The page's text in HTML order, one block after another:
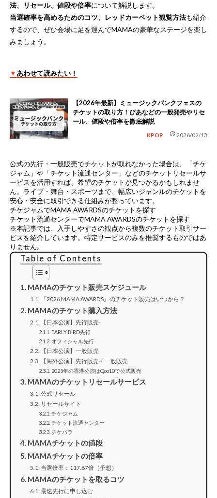
法、リセール、値段や倍率について解説します。
当選確率を高めるためのコツ、レッドカーペット観覧方法も紹介
するので、ぜひ会場に足を運んでMAMAの豪華なステージを楽し
みましょう。
▼ あわせて読みたい！
【2026年最新】ミュージックバンクフェスの
チケットの取り方！ぴあなどの一般発売やリセ
ール、値段や倍率を徹底解説
KPOP update2026/02/13
公式の先行・一般販売でチケットが取れなかった場合は、
「チケ
ジャム」や「チケット流通センター」などのチケットリセールサ
ービスを活用すれば、希望のチケットが見つかるかもしれませ
ん。ライブ・舞台・スポーツまで、幅広いジャンルのチケットを
安心・安全に取引できる仕組みが整っています。
チケジャムでMAMA AWARDSのチケットを探す
チケット流通センターでMAMA AWARDSのチケットを探す
※本記事では、入手しやすさの観点から複数のチケット取引サー
ビスを紹介しています。特定サービスのみを推奨するものではあ
りません。
Table of Contents
MAMAのチケット販売スケジュール
『2026 MAMA AWARDS』のチケット販売はいつから？
MAMAのチケット購入方法
【日本公演】先行販売
EARLY BIRD先行
オフィシャル先行
【日本公演】一般販売
【海外公演】先行販売・一般販売
2025年の香港公演はQoo10で公式販売
MAMAのチケットリセールサービス
公式リセール
リセールサイト
チケジャム
チケット流通センター
チケパラ
MAMAチケットの値段
MAMAチケットの倍率
当選倍率：117.87倍（予想）
MAMAのチケットを取るコツ
最速先行に申し込む